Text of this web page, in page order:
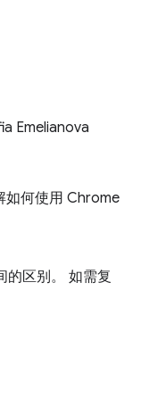
Emelianova
如何使用 Chrome
的区别。 如需复